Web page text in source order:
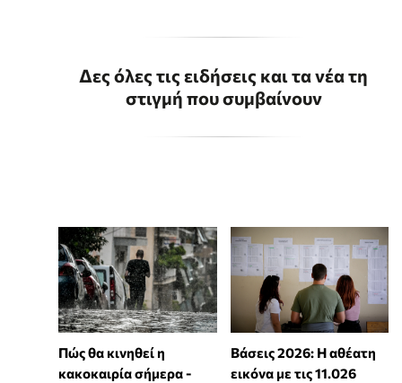
Δες όλες τις ειδήσεις και τα νέα τη
στιγμή που συμβαίνουν
Πώς θα κινηθεί η
κακοκαιρία σήμερα -
Βάσεις 2026: Η αθέατη
εικόνα με τις 11.026